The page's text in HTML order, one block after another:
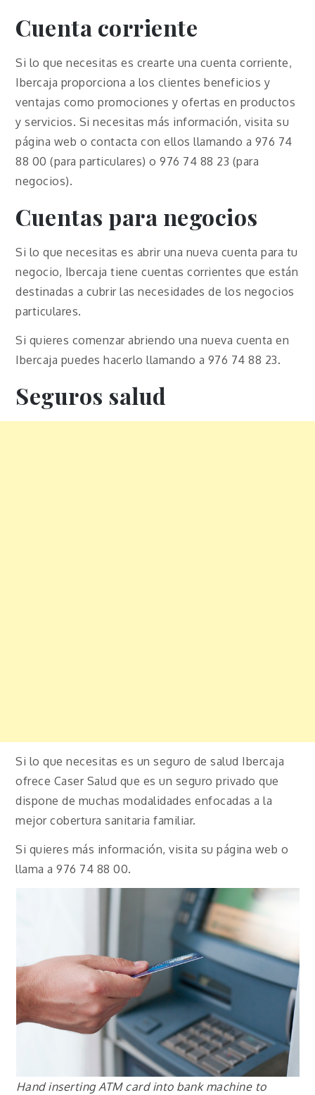
Cuenta corriente
Si lo que necesitas es crearte una cuenta corriente,
Ibercaja proporciona a los clientes beneficios y
ventajas como promociones y ofertas en productos
y servicios. Si necesitas más información, visita su
página web o contacta con ellos llamando a 976 74
88 00 (para particulares) o 976 74 88 23 (para
negocios).
Cuentas para negocios
Si lo que necesitas es abrir una nueva cuenta para tu
negocio, Ibercaja tiene cuentas corrientes que están
destinadas a cubrir las necesidades de los negocios
particulares.
Si quieres comenzar abriendo una nueva cuenta en
Ibercaja puedes hacerlo llamando a 976 74 88 23.
Seguros salud
Si lo que necesitas es un seguro de salud Ibercaja
ofrece Caser Salud que es un seguro privado que
dispone de muchas modalidades enfocadas a la
mejor cobertura sanitaria familiar.
Si quieres más información, visita su página web o
llama a 976 74 88 00.
Hand inserting ATM card into bank machine to